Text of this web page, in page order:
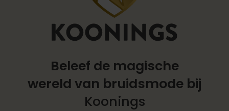
Beleef de magische
wereld van bruidsmode bij
Koonings